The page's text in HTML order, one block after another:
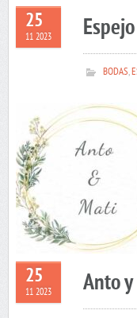
25
11 2023
BODAS,
25
11 2023 Anto